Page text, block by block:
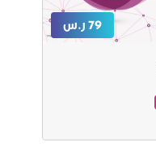
79 ر.س